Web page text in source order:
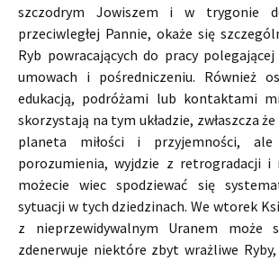
szczodrym Jowiszem i w trygonie
przeciwległej Pannie, okaże się
Ryb powracających do pracy
umowach i pośredniczeniu. Również
edukacją, podróżami lub kontaktami
skorzystają na tym układzie, zwłaszcza
planeta miłości i przyjemności,
porozumienia, wyjdzie z retrogradacji i
możecie wiec spodziewać się
sytuacji w tych dziedzinach. We wtorek
z nieprzewidywalnym Uranem może
zdenerwuje niektóre zbyt wrażliwe